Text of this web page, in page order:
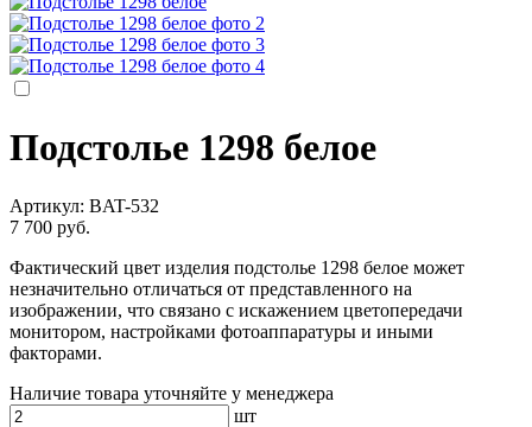
Подстолье 1298 белое
Артикул: BAT-532
7 700 руб.
Фактический цвет изделия подстолье 1298 белое может
незначительно отличаться от представленного на
изображении, что связано с искажением цветопередачи
монитором, настройками фотоаппаратуры и иными
факторами.
Наличие товара уточняйте у менеджера
шт